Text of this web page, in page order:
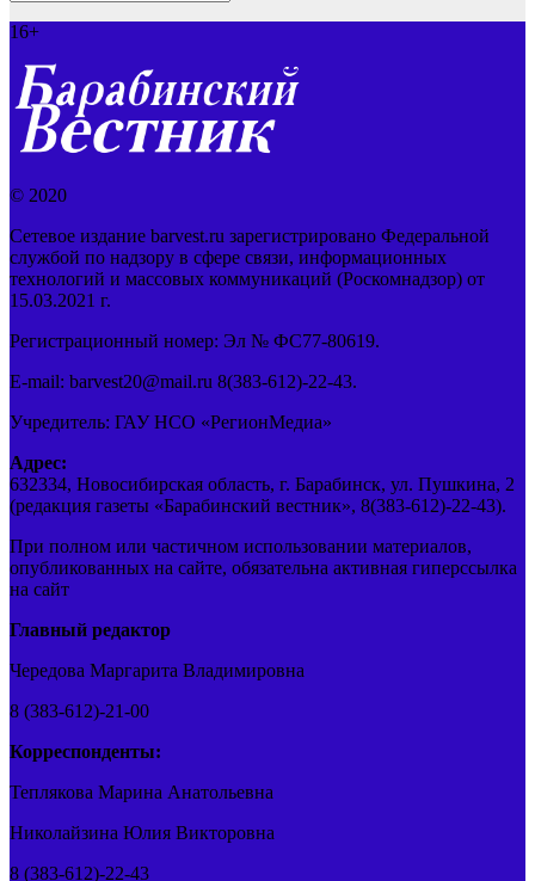
16+
© 2020
Сетевое издание barvest.ru зарегистрировано Федеральной
службой по надзору в сфере связи, информационных
технологий и массовых коммуникаций (Роскомнадзор) от
15.03.2021 г.
Регистрационный номер: Эл № ФС77-80619.
E-mail: barvest20@mail.ru 8(383-612)-22-43.
Учредитель: ГАУ НСО «РегионМедиа»
Адрес:
632334, Новосибирская область, г. Барабинск, ул. Пушкина, 2
(редакция газеты «Барабинский вестник», 8(383-612)-22-43).
При полном или частичном использовании материалов,
опубликованных на сайте, обязательна активная гиперссылка
на сайт
Главный редактор
Чередова Маргарита Владимировна
8 (383-612)-21-00
Корреспонденты:
Теплякова Марина Анатольевна
Николайзина Юлия Викторовна
8 (383-612)-22-43